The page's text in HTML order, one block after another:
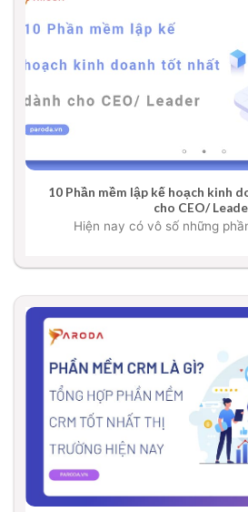
10 Phần mềm lập kế hoạch kinh
cho CEO/
Hiện nay có vô số những